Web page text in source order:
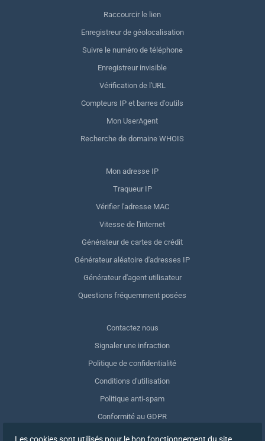
Raccourcir le lien
Enregistreur de géolocalisation
Suivre le numéro de téléphone
Enregistreur invisible
Vérification de l'URL
Compteurs IP et barres d'outils
Mon UserAgent
Recherche de domaine WHOIS
Mon adresse IP
Traqueur IP
Vérifier l'adresse MAC
Vitesse de l'internet
Générateur de cartes de crédit
Générateur aléatoire d'adresses IP
Générateur d'agent utilisateur
Questions fréquemment posées
Contactez nous
Signaler une infraction
Politique de confidentialité
Conditions d'utilisation
Politique anti-spam
Conformité au GDPR
Supprimer mes données